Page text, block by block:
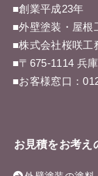
■創業平成23年
■外壁塗装・屋根
■株式会社桜咲工
■〒675-1114 兵
■お客様窓口：
お見積をお考え